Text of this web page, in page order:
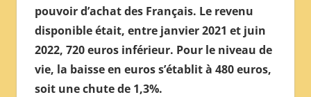
pouvoir d’achat des Français. Le revenu
disponible était, entre janvier 2021 et juin
2022, 720 euros inférieur. Pour le niveau de
vie, la baisse en euros s’établit à 480 euros,
soit une chute de 1,3%.